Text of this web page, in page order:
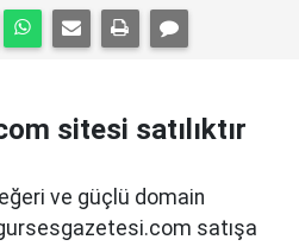
sitesi satılıktır
ve güçlü domain
satışa